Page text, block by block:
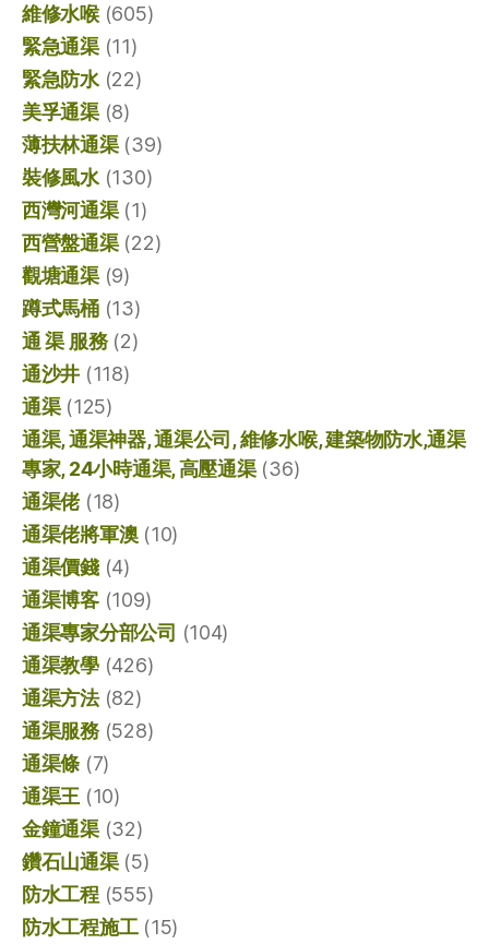
維修水喉(605)
緊急通渠(11)
緊急防水(22)
美孚通渠(8)
薄扶林通渠(39)
裝修風水(130)
西灣河通渠(1)
西營盤通渠(22)
觀塘通渠(9)
蹲式馬桶(13)
通 渠 服務(2)
通沙井 (118)
通渠(125)
通渠, 通渠神器, 通渠公司, 維修水喉, 建築物防水,通渠
專家, 24小時通渠, 高壓通渠(36)
通渠佬(18)
通渠佬將軍澳(10)
通渠價錢(4)
通渠博客(109)
通渠專家分部公司 (104)
通渠教學(426)
通渠方法(82)
通渠服務(528)
通渠條 (7)
通渠王 (10)
金鐘通渠(32)
鑽石山通渠(5)
防水工程(555)
防水工程施工(15)